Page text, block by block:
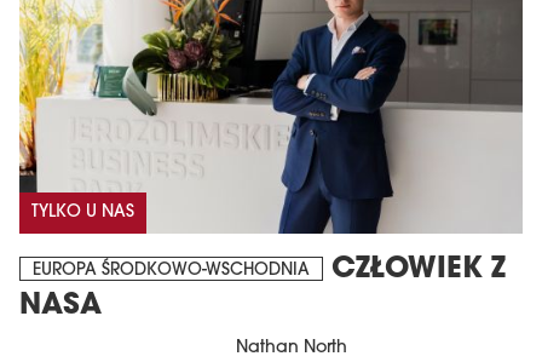
TYLKO U NAS
EUROPA ŚRODKOWO-WSCHODNIA
CZŁOWIEK Z
NASA
Nathan North